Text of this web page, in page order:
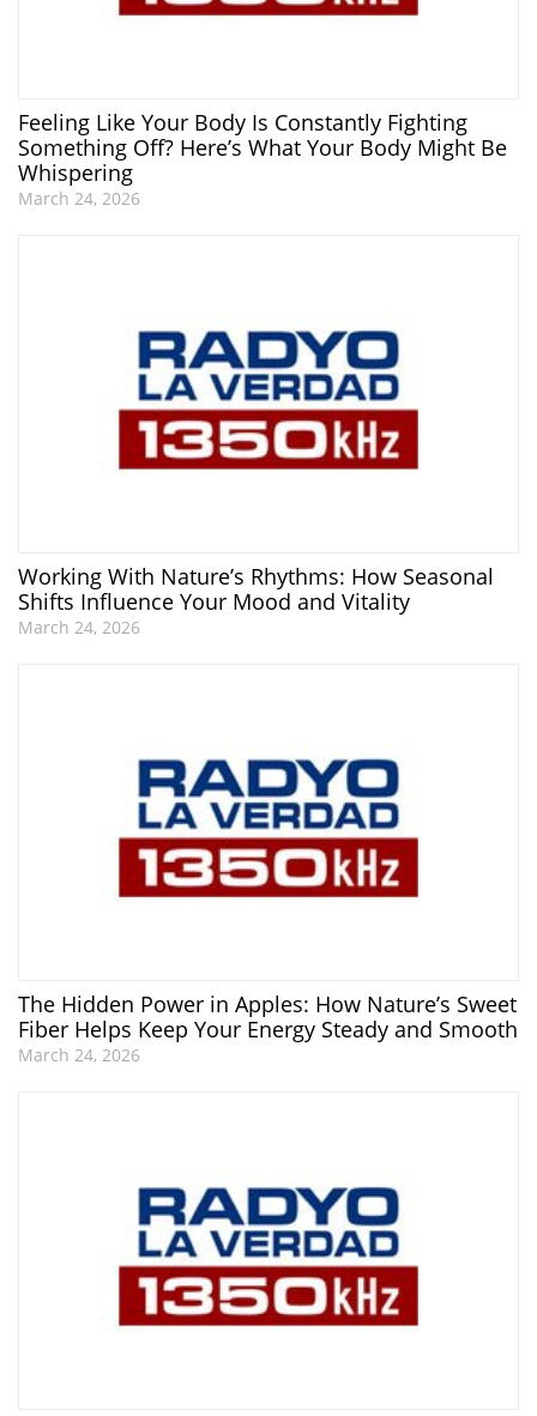
Feeling Like Your Body Is Constantly Fighting
Something Off? Here’s What Your Body Might Be
Whispering
March 24, 2026
Working With Nature’s Rhythms: How Seasonal
Shifts Influence Your Mood and Vitality
March 24, 2026
The Hidden Power in Apples: How Nature’s Sweet
Fiber Helps Keep Your Energy Steady and Smooth
March 24, 2026